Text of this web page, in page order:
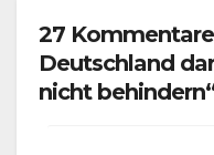
27
Deutschland
nicht